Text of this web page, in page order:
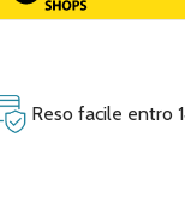
Reso facile entro